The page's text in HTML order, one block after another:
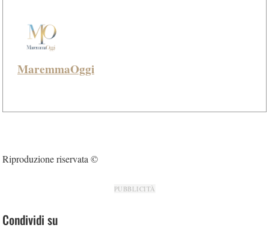
MaremmaOggi
Riproduzione riservata ©
PUBBLICITÀ
Condividi su